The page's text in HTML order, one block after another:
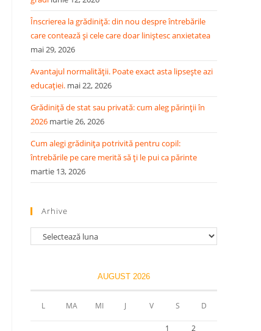
Înscrierea la grădiniță: din nou despre întrebările
care contează și cele care doar liniștesc anxietatea
mai 29, 2026
Avantajul normalității. Poate exact asta lipsește azi
educației. mai 22, 2026
Grădiniță de stat sau privată: cum aleg părinții în
2026 martie 26, 2026
Cum alegi grădinița potrivită pentru copil:
întrebările pe care merită să ți le pui ca părinte
martie 13, 2026
Arhive
AUGUST 2026
L MA MI J V S D
1 2